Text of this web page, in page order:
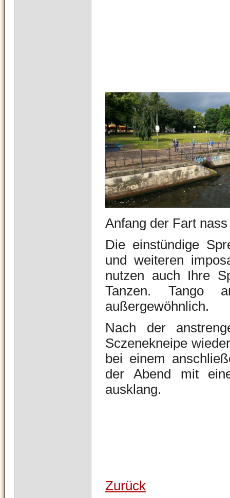
Anfang der Fart
Die einstündige
und weiteren
nutzen auch Ihre
Tanzen. Tango
außergewöhnlich.
Nach der
Sczenekneipe
bei einem
der Abend mit
ausklang.
Zurück